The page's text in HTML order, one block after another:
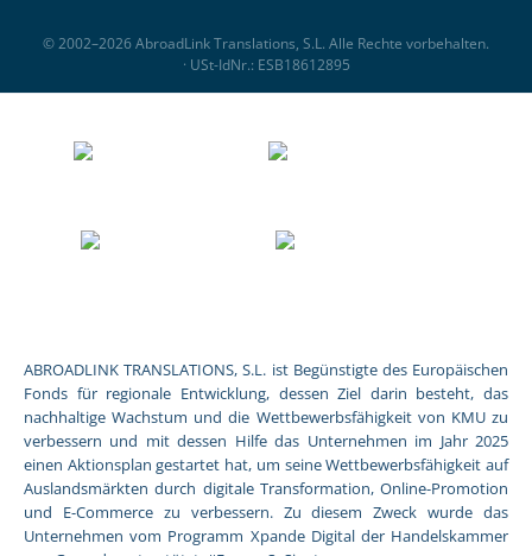
© 2002–2026 AbroadLink Translations, S.L. Alle Rechte vorbehalten.
· USt-IdNr.: ESB18612895
ABROADLINK TRANSLATIONS, S.L. ist Begünstigte des Europäischen
Fonds für regionale Entwicklung, dessen Ziel darin besteht, das
nachhaltige Wachstum und die Wettbewerbsfähigkeit von KMU zu
verbessern und mit dessen Hilfe das Unternehmen im Jahr 2025
einen Aktionsplan gestartet hat, um seine Wettbewerbsfähigkeit auf
Auslandsmärkten durch digitale Transformation, Online-Promotion
und E-Commerce zu verbessern. Zu diesem Zweck wurde das
Unternehmen vom Programm Xpande Digital der Handelskammer